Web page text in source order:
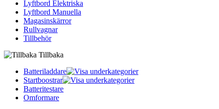
Lyftbord Elektriska
Lyftbord Manuella
Magasinskärror
Rullvagnar
Tillbehör
Tillbaka
Batteriladdare
Startboostrar
Batteritestare
Omformare